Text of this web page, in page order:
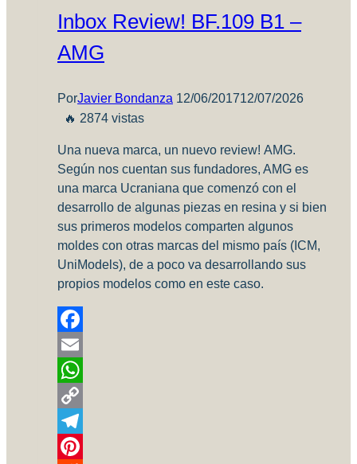
Inbox Review! BF.109 B1 –
AMG
PorJavier Bondanza 12/06/201712/07/2026
🔥 2874 vistas
Una nueva marca, un nuevo review! AMG.
Según nos cuentan sus fundadores, AMG es
una marca Ucraniana que comenzó con el
desarrollo de algunas piezas en resina y si bien
sus primeros modelos comparten algunos
moldes con otras marcas del mismo país (ICM,
UniModels), de a poco va desarrollando sus
propios modelos como en este caso.
Facebook
Email
WhatsApp
Copy
Link
Telegram